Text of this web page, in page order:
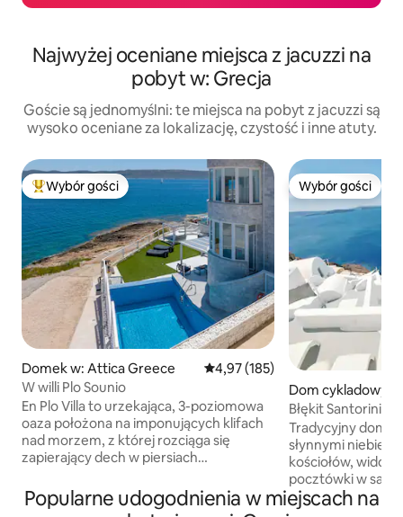
Najwyżej oceniane miejsca z jacuzzi na
pobyt w: Grecja
Goście są jednomyślni: te miejsca na pobyt z jacuzzi są
wysoko oceniane za lokalizację, czystość i inne atuty.
Najpopularniejsze z kategorii Wybór gości
Wybór gości
Domek w: Attica Greece Średnia ocena: 4,97 na 5, liczba
4,97 (185)
W willi Plo Sounio
En Plo Villa to urzekająca, 3-poziomowa
oaza położona na imponujących klifach
nad morzem, z której rozciąga się
zapierający dech w piersiach
zakątek jest dogodnie położony,
zaledwie 30 minut od lotniska i 50 minut
Wybór gości
Wybór gości
Dom cykladowy
Błękit Santorini,
prywatny basen
Tradycyjny dom
słynnymi
kościołów,
pocztówki w
głównej ścieżki.
podgrzewaną
Popularne udogodnienia w miejscach na